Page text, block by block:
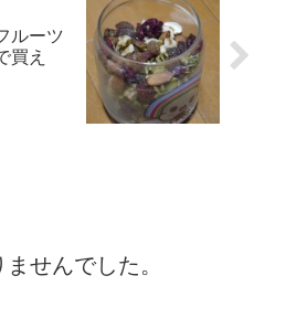
ルーツ
買え
せんでした。